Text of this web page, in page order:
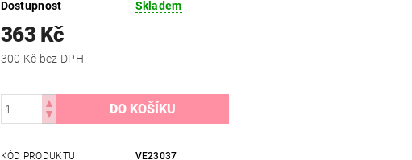
Dostupnost Skladem
363 Kč
300 Kč bez DPH
KÓD PRODUKTU
VE23037